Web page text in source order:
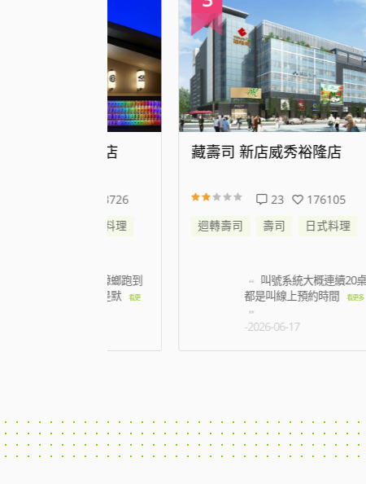
藏壽司 新店威秀裕隆店
23
176105
壽司 日式料理
叫號系統大概連續20桌
都是叫線上預約時間 看更多